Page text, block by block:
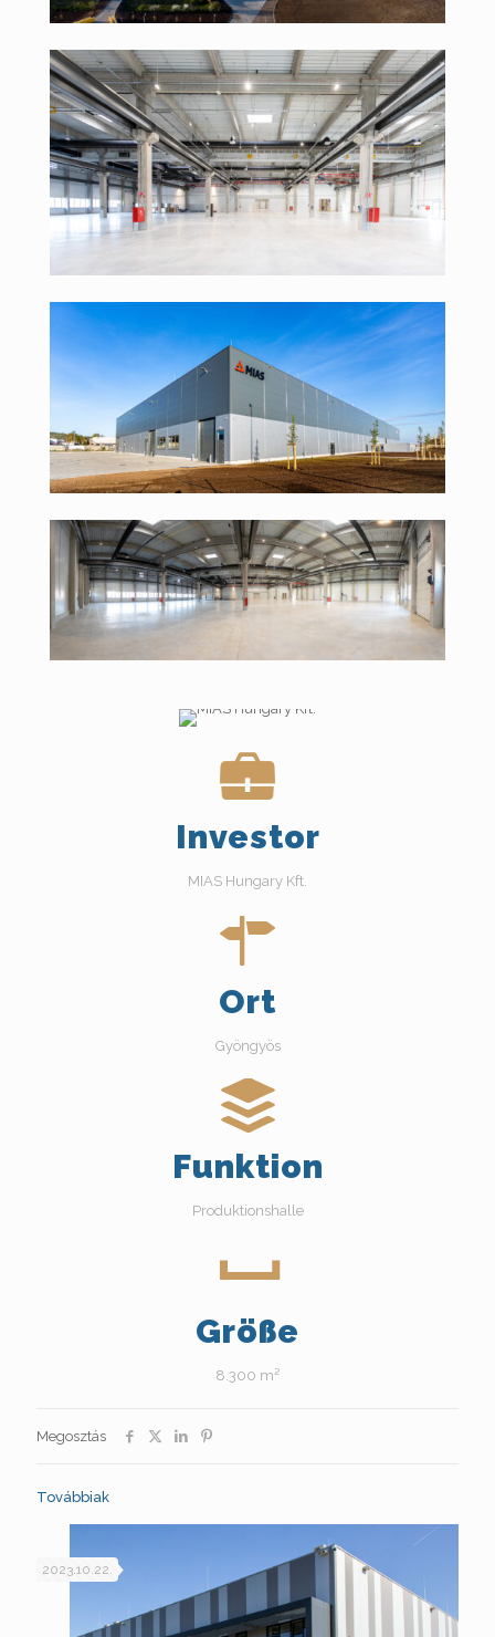
Investor
MIAS Hungary Kft.
Ort
Gyöngyös
Funktion
Produktionshalle
Größe
8.300 m²
Megosztás
Továbbiak
2023.10.22.